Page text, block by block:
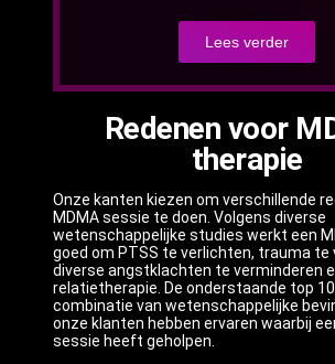
Lees verder
Redenen voor
therapie
Onze kanten kiezen om verschillende
MDMA sessie te doen. Volgens diverse
wetenschappelijke studies werkt een
goed om PTSS te verlichten, trauma te
diverse angstklachten te verminderen
relatietherapie. De onderstaande top
combinatie van wetenschappelijke
onze klanten hebben ervaren waarbij
sessie heeft geholpen.